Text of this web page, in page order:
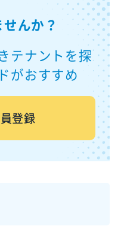
んか？
テナントを探
がおすすめ
登録